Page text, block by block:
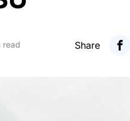
read Share